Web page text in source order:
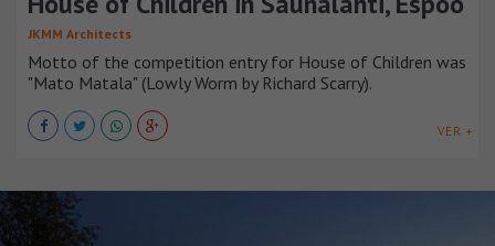
JKMM Architects
Motto of the competition entry for House of Children was
"Mato Matala" (Lowly Worm by Richard Scarry).
VER +